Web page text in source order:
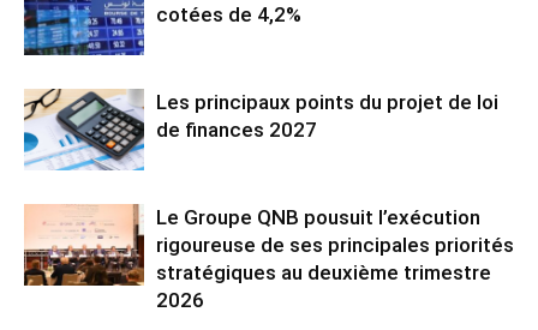
cotées de 4,2%
Les principaux points du projet de loi
de finances 2027
Le Groupe QNB pousuit l’exécution
rigoureuse de ses principales priorités
stratégiques au deuxième trimestre
2026